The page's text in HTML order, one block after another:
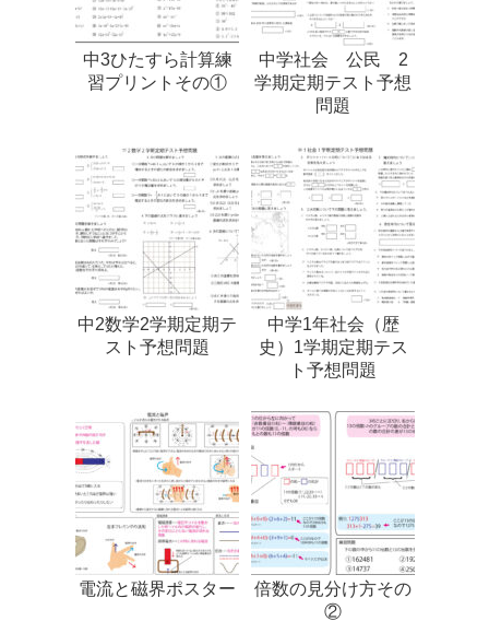
中3ひたすら計算練
習プリントその①
中学社会 公民 2
学期定期テスト予想
問題
中2数学2学期定期テ
スト予想問題
中学1年社会（歴
史）1学期定期テス
ト予想問題
電流と磁界ポスター
倍数の見分け方その
②